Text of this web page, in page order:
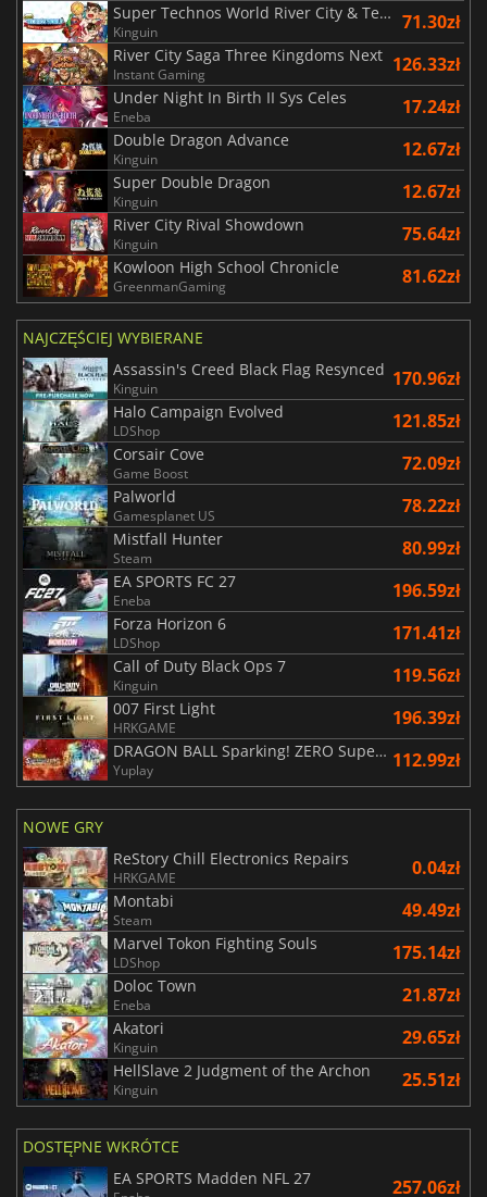
Super Technos World River City & Technos Arcade Classics
Kinguin 71.30zł
River City Saga Three Kingdoms Next
Instant Gaming 126.33zł
Under Night In Birth II Sys Celes
Eneba 17.24zł
Double Dragon Advance
Kinguin 12.67zł
Super Double Dragon
Kinguin 12.67zł
River City Rival Showdown
Kinguin 75.64zł
Kowloon High School Chronicle
GreenmanGaming 81.62zł
NAJCZĘŚCIEJ WYBIERANE
Assassin's Creed Black Flag Resynced
Kinguin 170.96zł
Halo Campaign Evolved
LDShop 121.85zł
Corsair Cove
Game Boost 72.09zł
Palworld
Gamesplanet US 78.22zł
Mistfall Hunter
Steam 80.99zł
EA SPORTS FC 27
Eneba 196.59zł
Forza Horizon 6
LDShop 171.41zł
Call of Duty Black Ops 7
Kinguin 119.56zł
007 First Light
HRKGAME 196.39zł
DRAGON BALL Sparking! ZERO Super Limit Breaking NEO
Yuplay 112.99zł
NOWE GRY
ReStory Chill Electronics Repairs
HRKGAME 0.04zł
Montabi
Steam 49.49zł
Marvel Tokon Fighting Souls
LDShop 175.14zł
Doloc Town
Eneba 21.87zł
Akatori
Kinguin 29.65zł
HellSlave 2 Judgment of the Archon
Kinguin 25.51zł
DOSTĘPNE WKRÓTCE
EA SPORTS Madden NFL 27
257.06zł